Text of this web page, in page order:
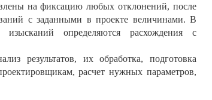
на фиксацию любых отклонений, после
с заданными в проекте величинами. В
изысканий определяются расхождения с
результатов, их обработка, подготовка
расчет нужных параметров,